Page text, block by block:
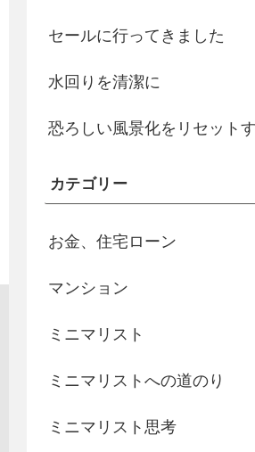
セールに行ってきました
水回りを清潔に
恐ろしい風景化をリセット
カテゴリー
お金、住宅ローン
マンション
ミニマリスト
ミニマリストへの道のり
ミニマリスト思考